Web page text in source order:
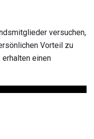
versuchen,
Vorteil zu
erhalten einen